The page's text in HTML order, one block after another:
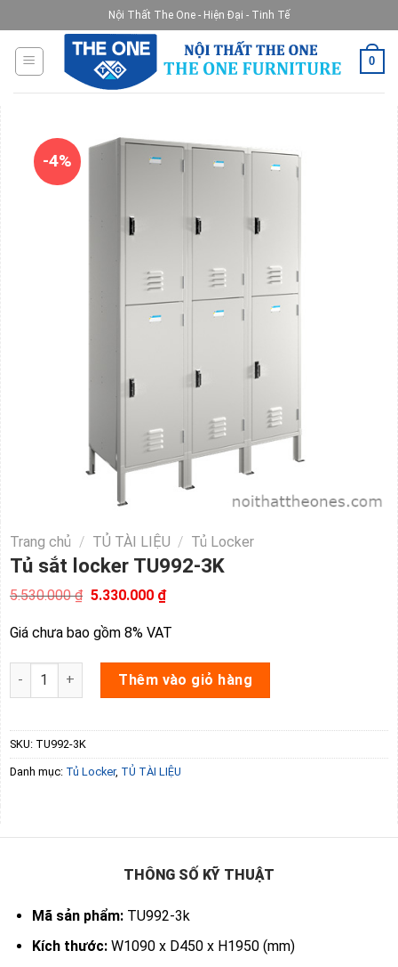
to
content
Nội Thất The One - Hiện Đại - Tinh Tế
0
-4%
Trang chủ / TỦ TÀI LIỆU / Tủ Locker
Tủ sắt locker TU992-3K
5.530.000₫ Giá
là:
5.530.000 ₫.
5.330.000 ₫Giá
hiện
tại
là:
Giá chưa bao gồm 8% VAT
Tủ sắt locker TU992-3K số lượng
Thêm vào giỏ hàng
SKU: TU992-3K
Danh mục: Tủ Locker, TỦ TÀI LIỆU
THÔNG SỐ KỸ THUẬT
Mã sản phẩm:TU992-3k
Kích thước:W1090 x D450 x H1950 (mm)